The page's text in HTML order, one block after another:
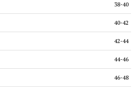
38-40
40-42
42-44
44-46
46-48